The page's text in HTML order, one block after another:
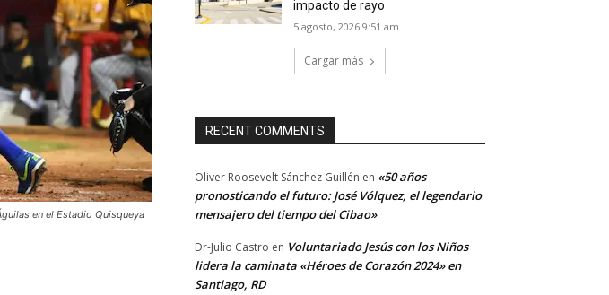
en el Estadio Quisqueya
impacto de rayo
5 agosto, 2026 9:51 am
Cargar más
RECENT COMMENTS
Oliver Roosevelt Sánchez Guillén en «50 años
pronosticando el futuro: José Vólquez, el legendario
mensajero del tiempo del Cibao»
Dr-Julio Castro en Voluntariado Jesús con los Niños
lidera la caminata «Héroes de Corazón 2024» en
Santiago, RD